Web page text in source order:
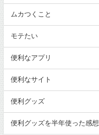
ムカつくこと
モテたい
便利なアプリ
便利なサイト
便利グッズ
便利グッズを半年使った感想